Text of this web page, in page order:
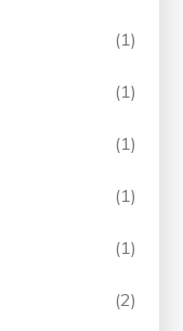
(1)
(1)
(1)
(1)
(1)
(2)